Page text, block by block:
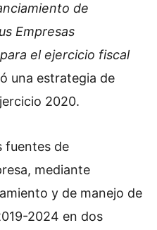
de
Empresas
el ejercicio fiscal
una estrategia de
2020.
fuentes de
mediante
y de manejo de
2024 en dos